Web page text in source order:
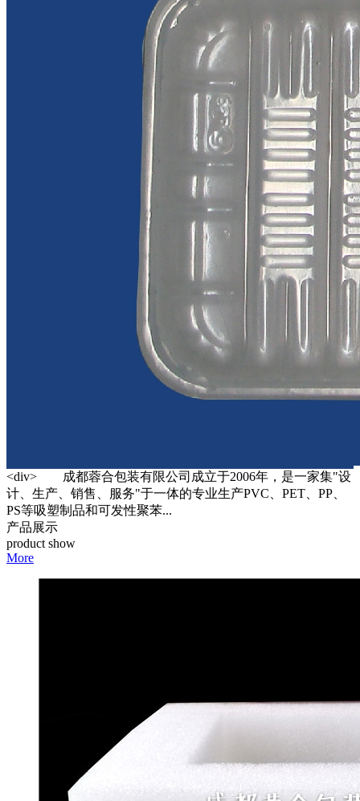
<div> 成都蓉合包装有限公司成立于2006年，是一家集"设
计、生产、销售、服务"于一体的专业生产PVC、PET、PP、
PS等吸塑制品和可发性聚苯...
产品展示
product show
More